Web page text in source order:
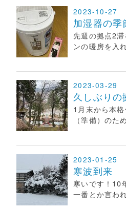
2023-10-27
加湿器の季
先週の拠点2
ンの暖房を入
2023-03-29
久しぶりの
1月末から本
（準備）の
2023-01-25
寒波到来
寒いです！10
一番とか言わ